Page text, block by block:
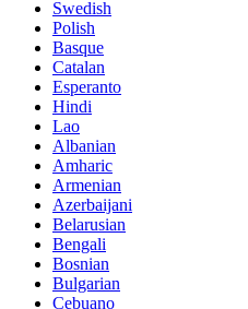
Swedish
Polish
Basque
Catalan
Esperanto
Hindi
Lao
Albanian
Amharic
Armenian
Azerbaijani
Belarusian
Bengali
Bosnian
Bulgarian
Cebuano